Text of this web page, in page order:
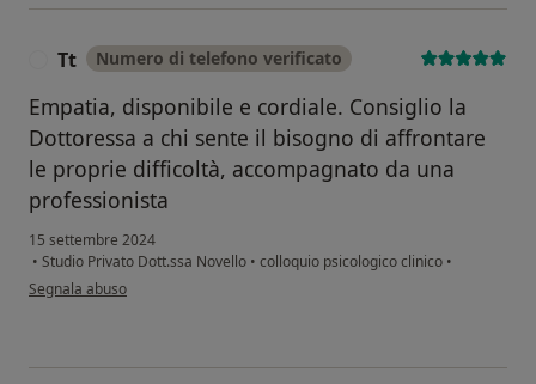
Tt Numero di telefono verificato
Empatia, disponibile e cordiale. Consiglio la
Dottoressa a chi sente il bisogno di affrontare
le proprie difficoltà, accompagnato da una
professionista
15 settembre 2024
• Studio Privato Dott.ssa Novello • colloquio psicologico clinico •
secondo l'opinione dell'utente Tt
Segnala abuso